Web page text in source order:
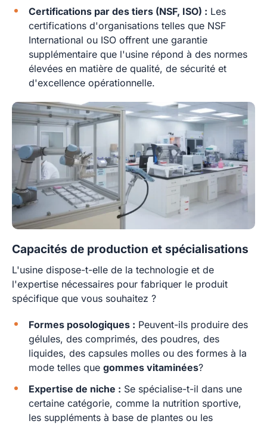
Certifications par des tiers (NSF, ISO) : Les
certifications d'organisations telles que NSF
International ou ISO offrent une garantie
supplémentaire que l'usine répond à des normes
élevées en matière de qualité, de sécurité et
d'excellence opérationnelle.
Capacités de production et spécialisations
L'usine dispose-t-elle de la technologie et de
l'expertise nécessaires pour fabriquer le produit
spécifique que vous souhaitez ?
Formes posologiques : Peuvent-ils produire des
gélules, des comprimés, des poudres, des
liquides, des capsules molles ou des formes à la
mode telles que gommes vitaminées?
Expertise de niche : Se spécialise-t-il dans une
certaine catégorie, comme la nutrition sportive,
les suppléments à base de plantes ou les